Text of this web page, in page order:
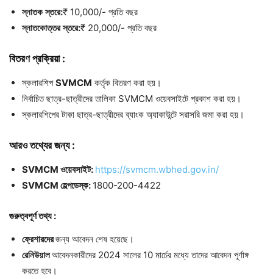
স্নাতক স্তরে:₹ 10,000/- প্রতি বছর
স্নাতকোত্তর স্তরে:₹ 20,000/- প্রতি বছর
বিতরণ প্রক্রিয়া :
স্কলারশিপSVMCM কর্তৃক বিতরণ করা হয়।
নির্বাচিত ছাত্র-ছাত্রীদের তালিকা SVMCM ওয়েবসাইটে প্রকাশ করা হয়।
স্কলারশিপের টাকা ছাত্র-ছাত্রীদের ব্যাংক অ্যাকাউন্টে সরাসরি জমা করা হয়।
আরও তথ্যের জন্য :
SVMCM ওয়েবসাইট: https://svmcm.wbhed.gov.in/
SVMCM হেল্পডেস্ক: 1800-200-4422
গুরুত্বপূর্ণতথ্য:
ফ্রেশারদেরজন্য আবেদন শেষ হয়েছে।
রেনিউয়ালআবেদনকারীদের 2024 সালের 10 মার্চের মধ্যে তাদের আবেদন পূর্ণাঙ্গ
করতে হবে।